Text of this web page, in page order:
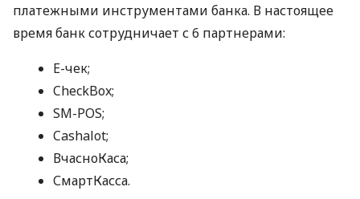
платежными инструментами банка. В настоящее
время банк сотрудничает с 6 партнерами:
E-чек;
CheckBox;
SM-POS;
Cashalot;
ВчасноКаса;
СмартКасса.